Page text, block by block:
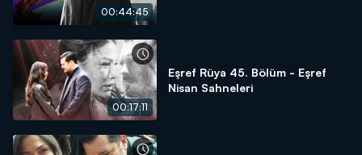
00:44:45
00:17:11
Eşref Rüya 45. Bölüm - Eşref
Nisan Sahneleri